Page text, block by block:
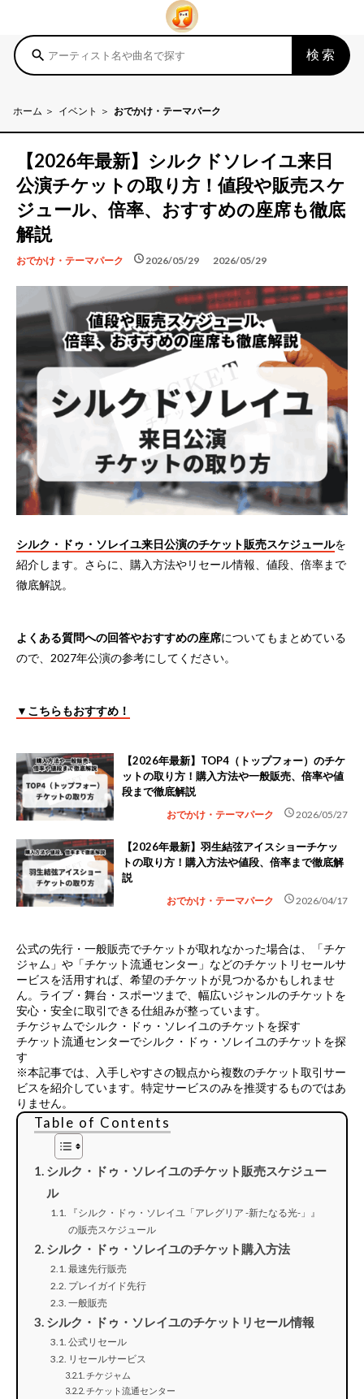
search 検索
ホーム イベント おでかけ・テーマパーク
【2026年最新】シルクドソレイユ来日
公演チケットの取り方！値段や販売スケ
ジュール、倍率、おすすめの座席も徹底
解説
おでかけ・テーマパーク schedule 2026/05/29
schedule 2026/05/29
シルク・ドゥ・ソレイユ来日公演のチケット販売スケジュールを
紹介します。さらに、購入方法やリセール情報、値段、倍率まで
徹底解説。
よくある質問への回答やおすすめの座席についてもまとめている
ので、2027年公演の参考にしてください。
▼こちらもおすすめ！
【2026年最新】TOP4（トップフォー）のチケ
ットの取り方！購入方法や一般販売、倍率や値
段まで徹底解説
おでかけ・テーマパーク schedule2026/05/27
【2026年最新】羽生結弦アイスショーチケッ
トの取り方！購入方法や値段、倍率まで徹底解
説
おでかけ・テーマパーク schedule2026/04/17
公式の先行・一般販売でチケットが取れなかった場合は、
「チケ
ジャム」や「チケット流通センター」などのチケットリセールサ
ービスを活用すれば、希望のチケットが見つかるかもしれませ
ん。ライブ・舞台・スポーツまで、幅広いジャンルのチケットを
安心・安全に取引できる仕組みが整っています。
チケジャムでシルク・ドゥ・ソレイユのチケットを探す
チケット流通センターでシルク・ドゥ・ソレイユのチケットを探
す
※本記事では、入手しやすさの観点から複数のチケット取引サー
ビスを紹介しています。特定サービスのみを推奨するものではあ
りません。
Table of Contents
シルク・ドゥ・ソレイユのチケット販売スケジュー
ル
『シルク・ドゥ・ソレイユ「アレグリア -新たなる光-」』
の販売スケジュール
シルク・ドゥ・ソレイユのチケット購入方法
最速先行販売
プレイガイド先行
一般販売
シルク・ドゥ・ソレイユのチケットリセール情報
公式リセール
リセールサービス
チケジャム
チケット流通センター